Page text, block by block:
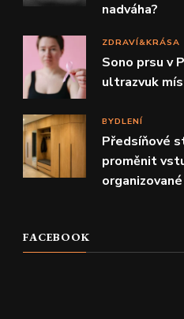
nadváha?
ZDRAVÍ&KRÁSA
Sono prsu v
ultrazvuk
BYDLENÍ
Předsíňové
proměnit
FACEBOOK